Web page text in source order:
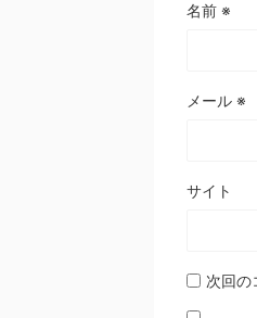
名前 ※
メール ※
サイト
次回の